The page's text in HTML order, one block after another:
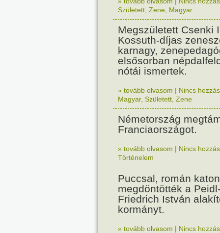
Született Zene Magyar
Megszületett Csenki
Kossuth-díjas
karnagy,
elsősorban
nótái ismertek.
» tovább olvasom | Nincs
Magyar, Született Zene
Németország
Franciaországot.
» tovább olvasom | Nincs
Történelem
Puccsal, román
megdöntötték a
Friedrich István
kormányt.
» tovább olvasom | Nincs